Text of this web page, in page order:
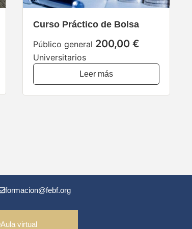
Curso Práctico de Bolsa
Público general 200,00 €
Universitarios
Leer más
formacion@febf.org
Aula virtual